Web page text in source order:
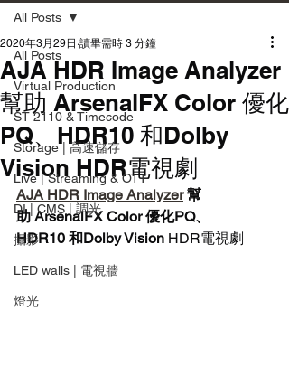
陣
列
統
擴
充
箱
All Posts
Virtual Production
ST 2110 & Timecode
Storage | 高速儲存
Live | Streaming & OTT
DI | CMS | 調光
攝影
LED walls | 電視牆
燈光
All Posts
AJA HDR Image Analyzer
幫助 ArsenalFX Color 優化
PQ、HDR10 和Dolby
Vision HDR電視劇
2020年3月29日 讀畢需時 3 分鐘
AJA HDR Image Analyzer 幫
助 ArsenalFX Color 優化PQ、
HDR10 和Dolby Vision HDR電視劇